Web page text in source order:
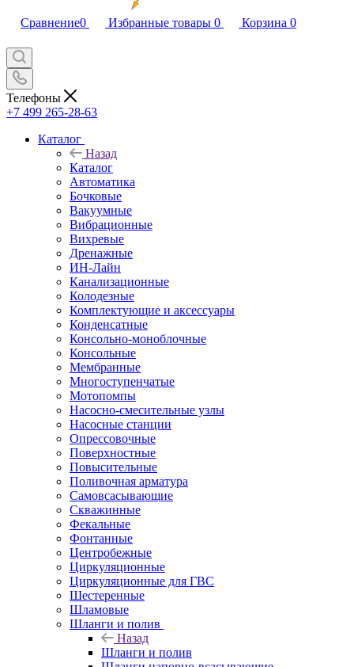
Сравнение0 Избранные товары 0 Корзина 0
Телефоны
+7 499 265-28-63
Каталог
Назад
Каталог
Автоматика
Бочковые
Вакуумные
Вибрационные
Вихревые
Дренажные
ИН-Лайн
Канализационные
Колодезные
Комплектующие и аксессуары
Конденсатные
Консольно-моноблочные
Консольные
Мембранные
Многоступенчатые
Мотопомпы
Насосно-смесительные узлы
Насосные станции
Опрессовочные
Поверхностные
Повысительные
Поливочная арматура
Самовсасывающие
Скважинные
Фекальные
Фонтанные
Центробежные
Циркуляционные
Циркуляционные для ГВС
Шестеренные
Шламовые
Шланги и полив
Назад
Шланги и полив